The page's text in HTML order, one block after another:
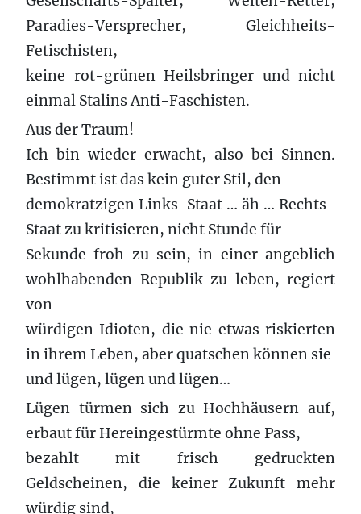
Paradies-Versprecher, Gleichheits-
Fetischisten,
keine rot-grünen Heilsbringer und nicht
einmal Stalins Anti-Faschisten.
Aus der Traum!
Ich bin wieder erwacht, also bei Sinnen.
Bestimmt ist das kein guter Stil, den
demokratzigen Links-Staat … äh … Rechts-
Staat zu kritisieren, nicht Stunde für
Sekunde froh zu sein, in einer angeblich
wohlhabenden Republik zu leben, regiert
von
würdigen Idioten, die nie etwas riskierten
in ihrem Leben, aber quatschen können sie
und lügen, lügen und lügen…
Lügen türmen sich zu Hochhäusern auf,
erbaut für Hereingestürmte ohne Pass,
bezahlt mit frisch gedruckten
Geldscheinen, die keiner Zukunft mehr
würdig sind,